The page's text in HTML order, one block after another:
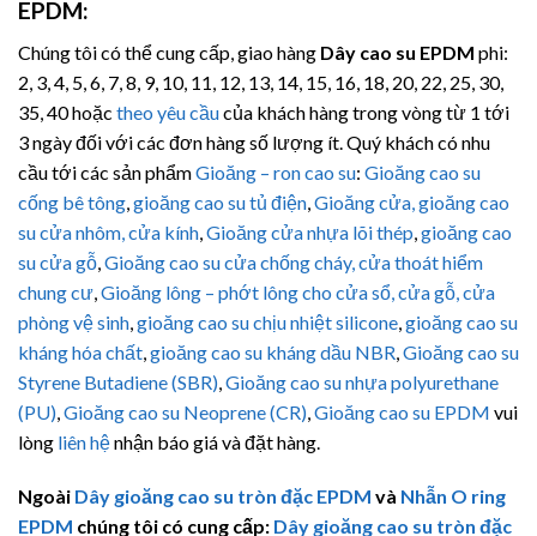
EPDM:
Chúng tôi có thể cung cấp, giao hàng Dây cao su EPDM phi:
2, 3, 4, 5, 6, 7, 8, 9, 10, 11, 12, 13, 14, 15, 16, 18, 20, 22, 25, 30,
35, 40 hoặc theo yêu cầucủa khách hàng trong vòng từ 1 tới
3 ngày đối với các đơn hàng số lượng ít. Quý khách có nhu
cầu tới các sản phẩmGioăng – ron cao su: Gioăng cao su
cống bê tông gioăng cao su tủ điện Gioăng cửa, gioăng cao
su cửa nhôm, cửa kính Gioăng cửa nhựa lõi thép gioăng cao
su cửa gỗ Gioăng cao su cửa chống cháy, cửa thoát hiểm
chung cư Gioăng lông – phớt lông cho cửa sổ, cửa gỗ, cửa
phòng vệ sinh gioăng cao su chịu nhiệt silicone gioăng cao su
kháng hóa chất gioăng cao su kháng dầu NBR Gioăng cao su
Styrene Butadiene (SBR) Gioăng cao su nhựa polyurethane
(PU) Gioăng cao su Neoprene (CR) Gioăng cao su EPDM vui
lòng liên hệnhận báo giá và đặt hàng.
Ngoài Dây gioăng cao su tròn đặc EPDM và Nhẫn O ring
EPDM chúng tôi có cung cấp: Dây gioăng cao su tròn đặc